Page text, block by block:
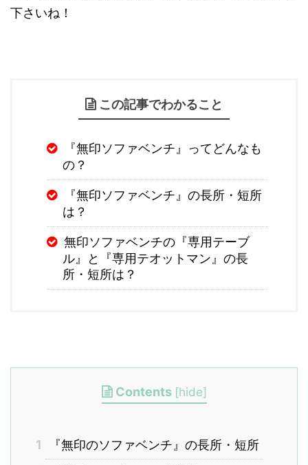
下さいね！
この記事でわかること
『無印ソファベンチ』ってどんなも
の？
『無印ソファベンチ』の長所・短所
は？
無印ソファベンチの『専用テーブ
ル』と『専用テオットマン』の長
所・短所は？
Contents [hide]
1
『無印のソファベンチ』の長所・短所